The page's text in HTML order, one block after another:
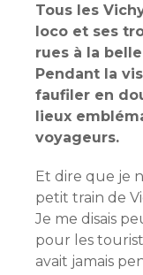
Tous les
loco et ses
rues à la
Pendant la
faufiler en
lieux
voyageurs.
Et dire que je
petit train de
Je me disais
pour les
avait jamais